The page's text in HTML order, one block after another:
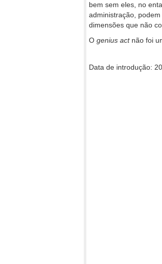
bem sem eles, no
administração,
dimensões que não
O genius actnão foi
Data de introdução: